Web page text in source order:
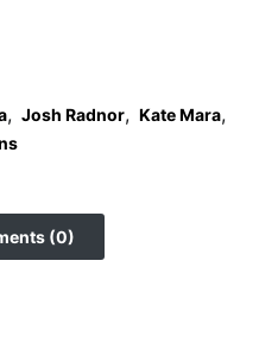
, Josh Radnor, Kate Mara,
(0)